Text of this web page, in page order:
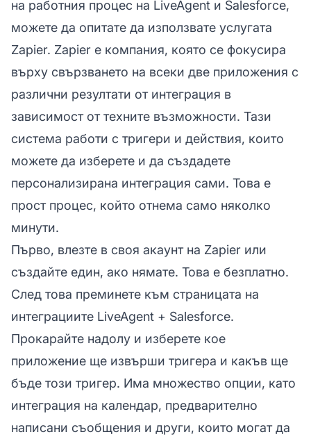
на работния процес на LiveAgent и Salesforce,
можете да опитате да използвате услугата
Zapier. Zapier е компания, която се фокусира
върху свързването на всеки две приложения с
различни резултати от интеграция в
зависимост от техните възможности. Тази
система работи с тригери и действия, които
можете да изберете и да създадете
персонализирана интеграция сами. Това е
прост процес, който отнема само няколко
минути.
Първо, влезте в своя акаунт на Zapier или
създайте един, ако нямате. Това е безплатно.
След това преминете към страницата на
интеграциите LiveAgent + Salesforce.
Прокарайте надолу и изберете кое
приложение ще извърши тригера и какъв ще
бъде този тригер. Има множество опции, като
интеграция на календар, предварително
написани съобщения и други, които могат да